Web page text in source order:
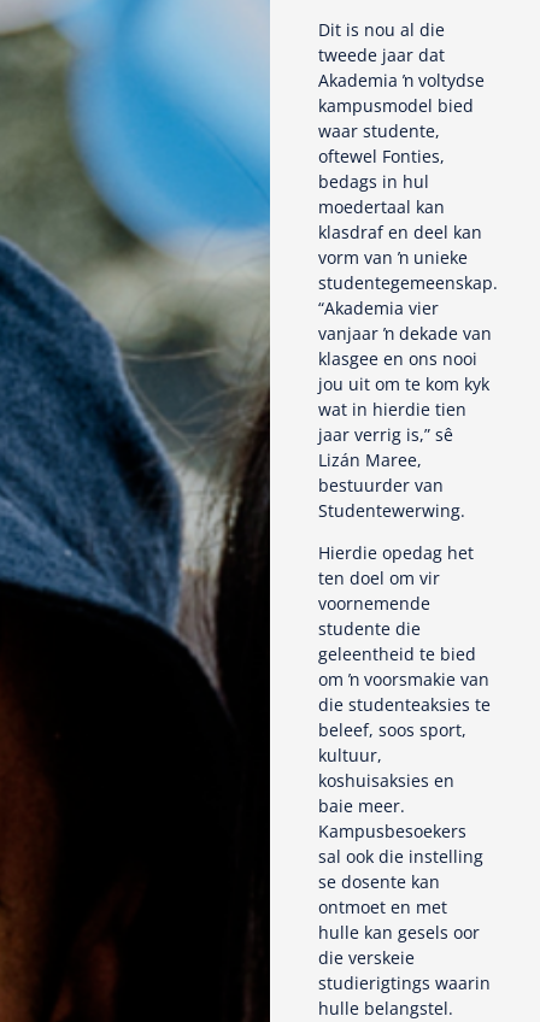
Dit is nou al die
tweede jaar dat
Akademia ŉ voltydse
kampusmodel bied
waar studente,
oftewel Fonties,
bedags in hul
moedertaal kan
klasdraf en deel kan
vorm van ŉ unieke
studentegemeenskap.
“Akademia vier
vanjaar ŉ dekade van
klasgee en ons nooi
jou uit om te kom kyk
wat in hierdie tien
jaar verrig is,” sê
Lizán Maree,
bestuurder van
Studentewerwing.
Hierdie opedag het
ten doel om vir
voornemende
studente die
geleentheid te bied
om ŉ voorsmakie van
die studenteaksies te
beleef, soos sport,
kultuur,
koshuisaksies en
baie meer.
Kampusbesoekers
sal ook die instelling
se dosente kan
ontmoet en met
hulle kan gesels oor
die verskeie
studierigtings waarin
hulle belangstel.